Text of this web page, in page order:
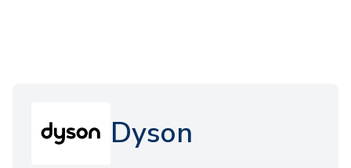
Dyson